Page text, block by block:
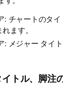
: チャートのタ
ます。
: メジャー タイ
トル、脚注